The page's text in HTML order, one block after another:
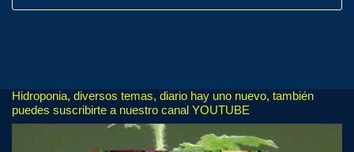
Hidroponia, diversos temas, diario hay uno nuevo, también
puedes suscribirte a nuestro canal YOUTUBE